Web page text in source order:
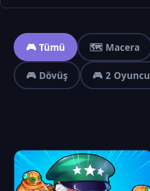
🎮 Tümü 🗺️ Macera
🎮 Dövüş 🎮 2 Oyuncu